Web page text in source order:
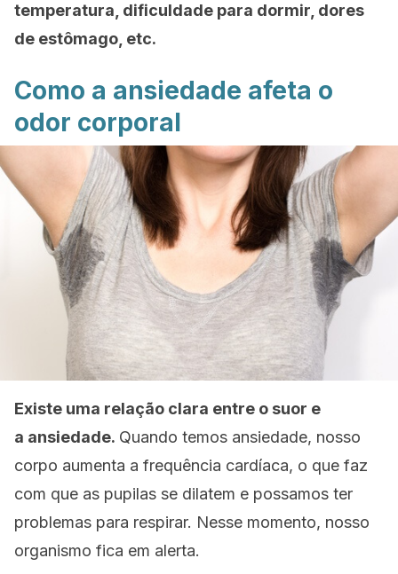
temperatura, dificuldade para dormir, dores
de estômago, etc.
Como a ansiedade afeta o
odor corporal
Existe uma relação clara entre o suor e
a ansiedade. Quando temos ansiedade, nosso
corpo aumenta a frequência cardíaca, o que faz
com que as pupilas se dilatem e possamos ter
problemas para respirar. Nesse momento, nosso
organismo fica em alerta.